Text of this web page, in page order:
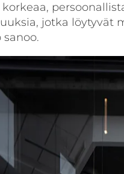
korkeaa,
jotka löytyvät
sanoo.